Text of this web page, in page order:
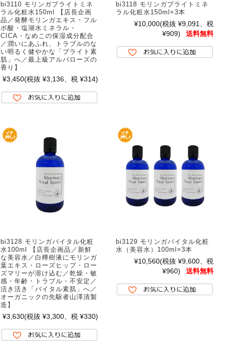
bi3110 モリンガブライトミネ
ラル化粧水150ml 【店長企画
品／発酵モリンガエキス・フル
ボ酸・塩湖水ミネラル・
CICA・なめこの保湿成分配合
／潤いにあふれ、トラブルのな
い明るく健やかな「ブライト素
肌」へ／最上級アルバローズの
香り】
¥3,450(税抜 ¥3,136、税 ¥314)
bi3118 モリンガブライトミネ
ラル化粧水150ml×3本
¥10,000(税抜 ¥9,091、税
¥909)
送料無料
bi3128 モリンガバイタル化粧
水100ml 【店長企画品／新鮮
な美容水／白樺樹液にモリンガ
葉エキス・ローズヒップ・ロー
ズマリーが溶け込む／乾燥・敏
感・年齢・トラブル・不安定／
活き活き「バイタル素肌」へ／
オーガニックの先駆者山澤清製
造】
¥3,630(税抜 ¥3,300、税 ¥330)
bi3129 モリンガバイタル化粧
水（美容水）100ml×3本
¥10,560(税抜 ¥9,600、税
¥960)
送料無料